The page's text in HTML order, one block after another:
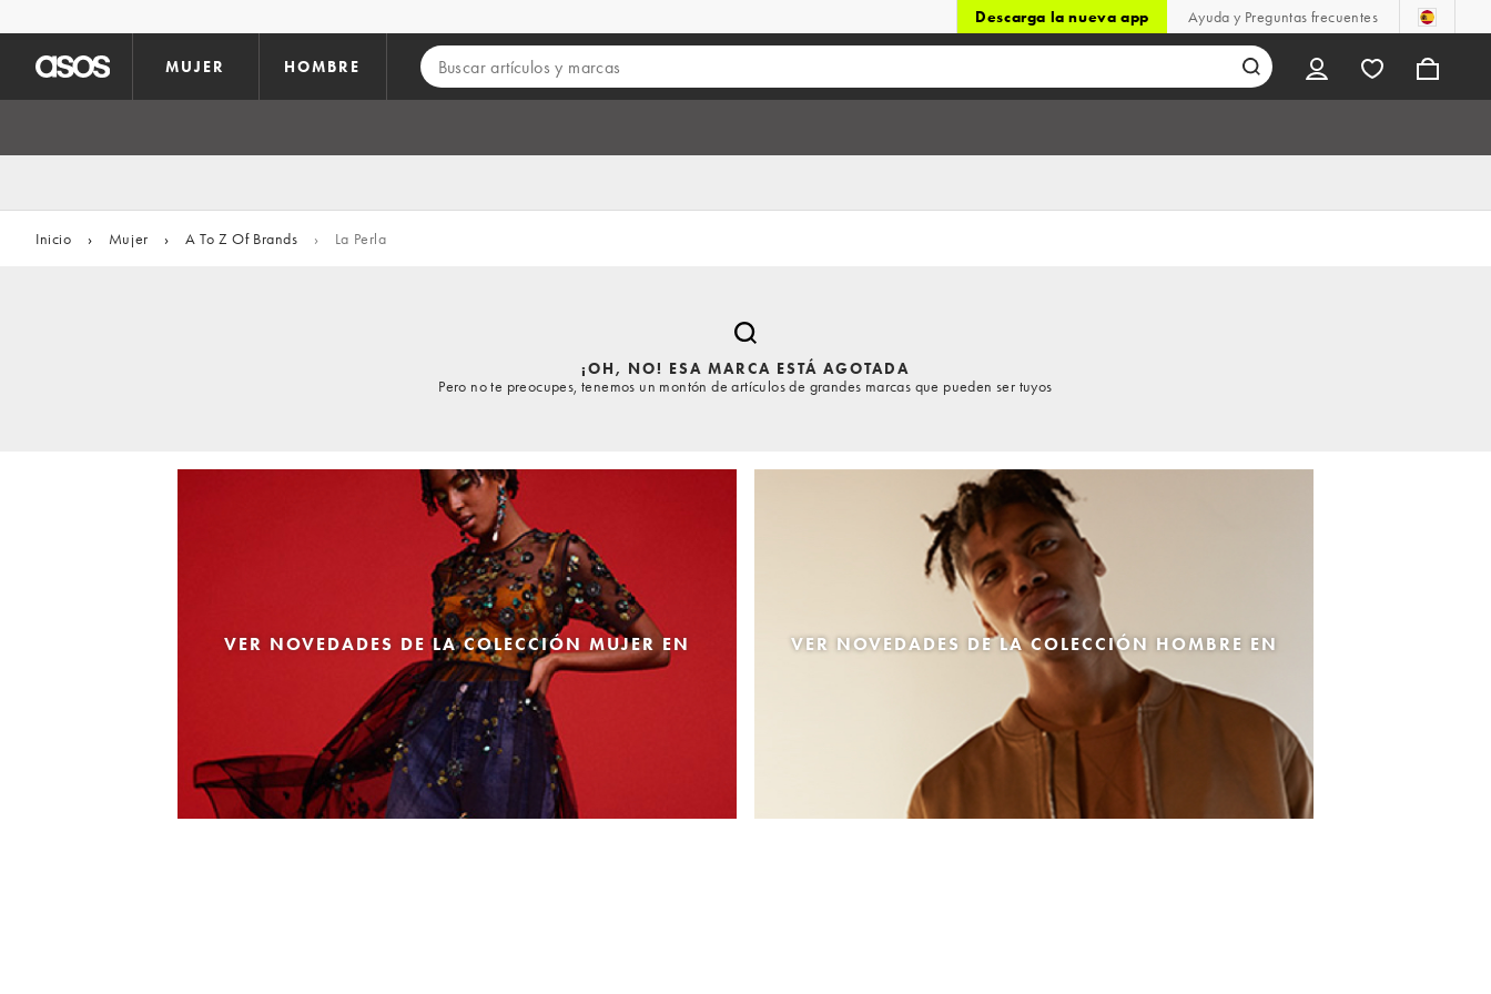
Descarga la nueva app Ayuda y Preguntas frecuentes
MUJER HOMBRE
Inicio › Mujer › A To Z Of Brands › La Perla
¡OH, NO! ESA MARCA ESTÁ AGOTADA
Pero no te preocupes, tenemos un montón de artículos de grandes marcas que pueden ser tuyos
VER NOVEDADES DE LA COLECCIÓN MUJER EN VER NOVEDADES DE LA COLECCIÓN HOMBRE EN